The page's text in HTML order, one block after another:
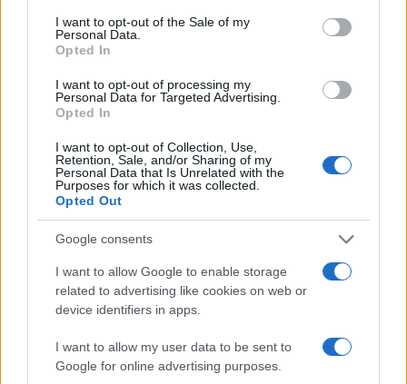
consent section.
I want to opt-out of the Sale of my
Personal Data.
Opted In
I want to opt-out of processing my
Personal Data for Targeted Advertising.
Opted In
I want to opt-out of Collection, Use,
Retention, Sale, and/or Sharing of my
Personal Data that Is Unrelated with the
Purposes for which it was collected.
Opted Out
Google consents
I want to allow Google to enable storage
related to advertising like cookies on web or
device identifiers in apps.
I want to allow my user data to be sent to
Google for online advertising purposes.
μέσα από την οθόνη του Smartphone
σας. Ποτέ ξανά το πάτημα ενός μόνο
κουμπιού δεν γεννούσε τέτοια ηρεμία
και ασφάλεια!
Πώς λειτουργεί;
εμένα και εσένα, όμως, πρόκειται για
μία δυνατότητα της επιστήμης που οι
γιατροί αξιοποιούν αρκετά χρόνια.
Μέσα από την τεχνολογία time-lapse
(σ.σ. την εικοσιτετράωρη, δηλαδή,
συνεχή παρακολούθηση των εμβρύων
με μικροκάμερες), οι εμβρυολόγοι
έχουν τη δυνατότητα να
εμβρύων μέχρι το στάδιο της
βλαστοκύστης. Μέχρι, δηλαδή, το μωρό